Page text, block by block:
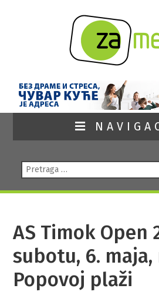
Pretraga:
AS Timok Open
subotu, 6. maja,
Popovoj plaži